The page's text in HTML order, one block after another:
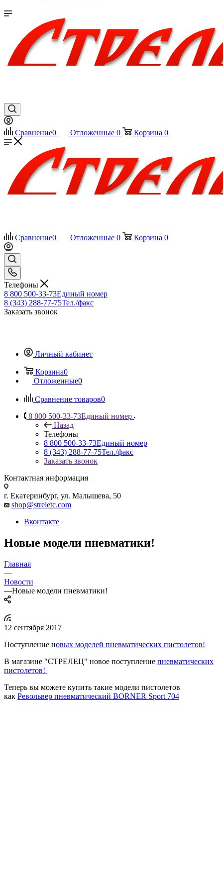
Сравнение0 Отложенные 0 Корзина 0
Сравнение0 Отложенные 0 Корзина 0
Телефоны
8 800 500-33-73Единый номер
8 (343) 288-77-75Тел./факс
Заказать звонок
Личный кабинет
Корзина0
Отложенные0
Сравнение товаров0
8 800 500-33-73Единый номер
Назад
Телефоны
8 800 500-33-73Единый номер
8 (343) 288-77-75Тел./факс
Заказать звонок
Контактная информация
г. Екатеринбург, ул. Малышева, 50
shop@streletc.com
Вконтакте
Новые модели пневматики!
Главная
—
Новости
—Новые модели пневматики!
12 сентября 2017
Поступление новых моделей пневматических пистолетов!
В магазине "СТРЕЛЕЦ" новое поступление пневматических
пистолетов!
Теперь вы можете купить такие модели пистолетов
как Револьвер пневматический BORNER Sport 704